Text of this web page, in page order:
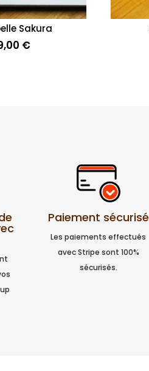
Sakura
€
Paiement sécurisé
Les paiements effectués
avec Stripe sont 100%
sécurisés.